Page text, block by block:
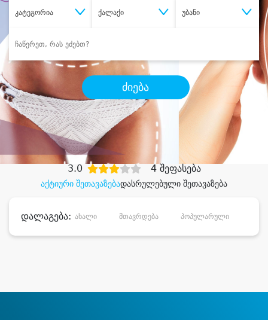
კატეგორია ქალაქი უბანი
ძიება
შეიძინესასურველი მომსახურება
დიდი დანაზოგით
აქტიური შეთავაზებადასრულებული შეთავაზება
3.0 4 შეფასება
დალაგება: ახალი მთავრდება პოპულარული